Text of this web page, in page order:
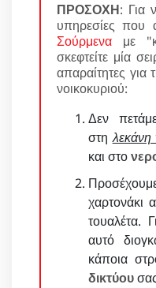
ΠΡΟΣΟΧΗ: Για
υπηρεσίες που
Σούρμενα με
σκεφτείτε μία
απαραίτητες για
νοικοκυριού:
Δεν
στηλεκάνη
και στο
χαρτονάκι
τουαλέτα.
αυτό
κάποια
δικτύου